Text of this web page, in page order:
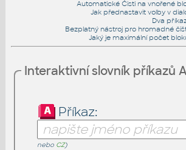
Automatické Čisti na vnořené
Jak přednastavit volby v
Dva
Bezplatný nástroj pro hromadné
Jaký je maximální počet
Interaktivní slovník příkazů
Příkaz:
nebo CZ)